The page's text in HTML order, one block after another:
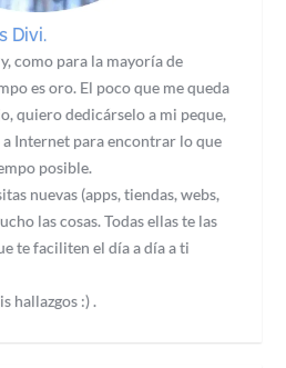
Divi.
como para la mayoría de
es oro. El poco que me queda
quiero dedicárselo a mi peque,
Internet para encontrar lo que
posible.
nuevas (apps, tiendas, webs,
las cosas. Todas ellas te las
te faciliten el día a día a ti
hallazgos :) .